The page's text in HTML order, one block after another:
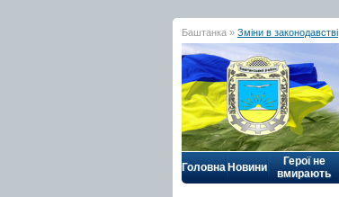
Баштанка » Зміни в законодавстві
Головна Новини
Герої не
вмирають